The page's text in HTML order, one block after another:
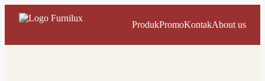
ProdukPromoKontakAbout us